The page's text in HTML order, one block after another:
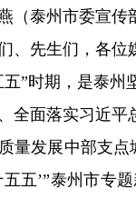
（泰州市委宣传
、先生们，各位
五”时期，是泰州
全面落实习近平
量发展中部支
五五’”泰州市专